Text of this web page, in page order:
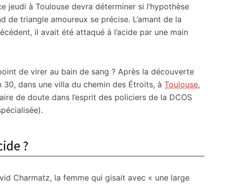
jeudi à Toulouse devra déterminer si l’hypothèse
de triangle amoureux se précise. L’amant de la
il avait été attaqué à l’acide par une main
de virer au bain de sang ? Après la découverte
dans une villa du chemin des Étroits, à Toulouse,
de doute dans l’esprit des policiers de la DCOS
?
Charmatz, la femme qui gisait avec « une large